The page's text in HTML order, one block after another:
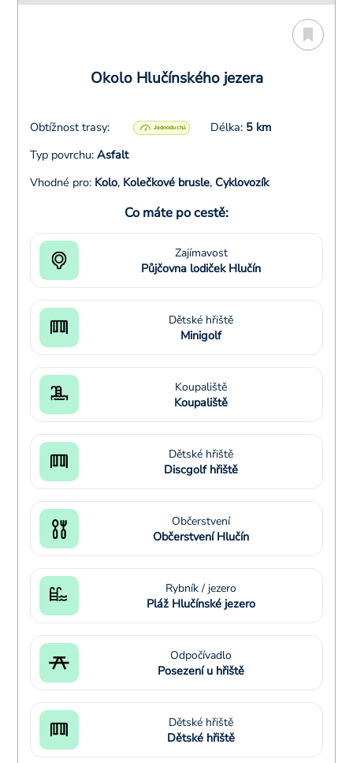
Okolo Hlučínského jezera
Obtížnost trasy: Délka: 5 km
Typ povrchu: Asfalt
Vhodné pro: Kolo, Kolečkové brusle, Cyklovozík
Co máte po cestě:
Zajímavost
Půjčovna lodiček Hlučín
Dětské hřiště
Minigolf
Koupaliště
Koupaliště
Dětské hřiště
Discgolf hřiště
Občerstvení
Občerstvení Hlučín
Rybník / jezero
Pláž Hlučínské jezero
Odpočívadlo
Posezení u hřiště
Dětské hřiště
Dětské hřiště